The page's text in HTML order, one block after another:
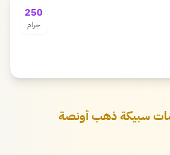
250
جرام
سبيكة ذهب أونصة